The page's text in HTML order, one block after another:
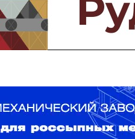
Предприятия и
Интервью
Выставки,